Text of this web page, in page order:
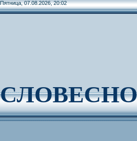
Пятница, 07.08.2026, 20:02